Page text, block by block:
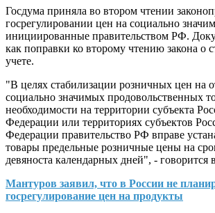
Госдума приняла во втором чтении
госрегулировании цен на социально
инициированные правительством РФ.
как поправки ко второму чтению закона о
учете.
"В целях стабилизации розничных цен на
социально значимых продовольственных
необходимости на территории субъекта
Федерации или территориях субъектов
Федерации правительство РФ вправе
товары предельные розничные цены на
девяноста календарных дней", - говорится
Мантуров заявил, что в России не
госрегулирование цен на продукты